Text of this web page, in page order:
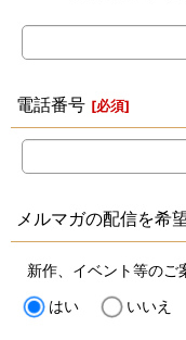
電話番号 [必須]
メルマガの配信を希
新作、イベント等のご
はい
いいえ